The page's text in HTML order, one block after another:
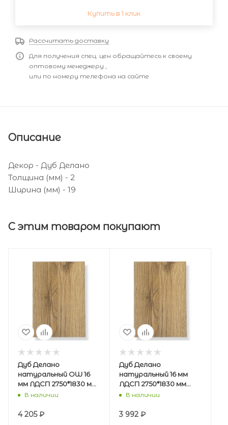
Купить в 1 клик
Рассчитать доставку
Для получения спец. цен обращайтесь к своему
оптовому менеджеру ,
или по номеру телефона на сайте
Описание
Декор - Дуб Делано
Толщина (мм) - 2
Ширина (мм) - 19
С этим товаром покупают
Дуб Делано
натуральный OW 16
мм ЛДСП 2750*1830 мм
(СвиссКроно)/33
В наличии
4 205₽
Дуб Делано
натуральный 16 мм
ЛДСП 2750*1830 мм
(Вохт.,Шексна)/38
В наличии
3 992 ₽